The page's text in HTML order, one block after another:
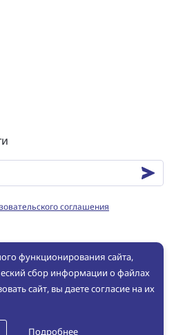
соглашения
защищены. Копирование и
с сайта без письменного
функционирования сайта,
сбор информации о файлах
сайт, вы даете согласие на их
Подробнее